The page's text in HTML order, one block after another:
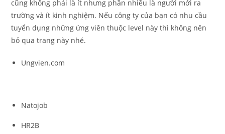
cũng không phải là ít nhưng phần nhiều là người mới ra
trường và ít kinh nghiệm. Nếu công ty của bạn có nhu cầu
tuyển dụng những ứng viên thuộc level này thì không nên
bỏ qua trang này nhé.
Ungvien.com
Natojob
HR2B